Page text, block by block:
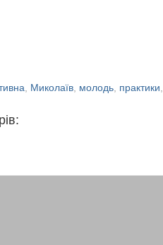
Миколаїв молодь практики